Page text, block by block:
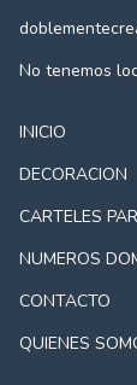
No tenemos
INICIO
DECORACION
CARTELES
NUMEROS
CONTACTO
QUIENES